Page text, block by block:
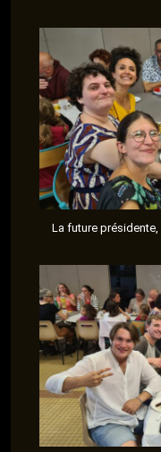
La future